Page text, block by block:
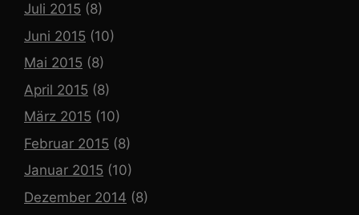
Juli 2015 (8)
Juni 2015 (10)
Mai 2015 (8)
April 2015 (8)
März 2015 (10)
Februar 2015 (8)
Januar 2015 (10)
Dezember 2014 (8)